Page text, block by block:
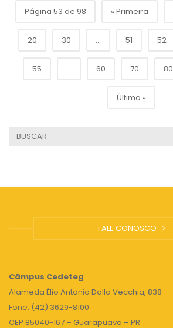
Página 53 de 98 « Primeira
20 30 ... 51 52
55 ... 60 70 80
Última »
FALE CONOSCO
Câmpus Cedeteg
Alameda Élio Antonio Dalla Vecchia, 838
Fone: (42) 3629-8100
CEP 85040-167 – Guarapuava – PR